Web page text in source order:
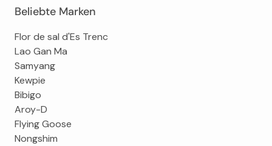
Beliebte Marken
Flor de sal d'Es Trenc
Lao Gan Ma
Samyang
Kewpie
Bibigo
Aroy-D
Flying Goose
Nongshim